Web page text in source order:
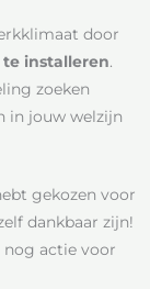
door
installeren.
zoeken
in jouw welzijn
gekozen voor
dankbaar zijn!
nog actie voor